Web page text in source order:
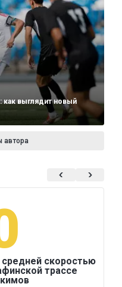
выглядит новый
автора
скоростью
трассе